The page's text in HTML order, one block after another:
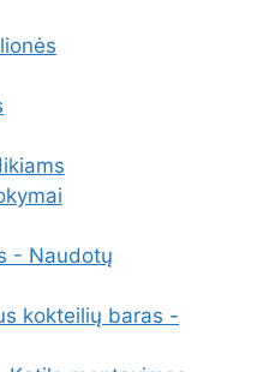
- Naudotų
kokteilių baras -